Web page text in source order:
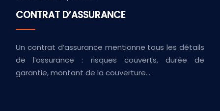
CONTRAT D’ASSURANCE
Un contrat d’assurance mentionne tous les détails
de l’assurance : risques couverts, durée de
garantie, montant de la couverture…